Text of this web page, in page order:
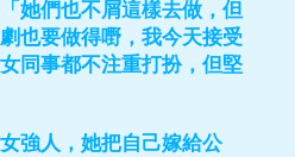
她們也不屑這樣去做，但
也要做得嘢，我今天接受
同事都不注重打扮，但堅
強人，她把自己嫁給公